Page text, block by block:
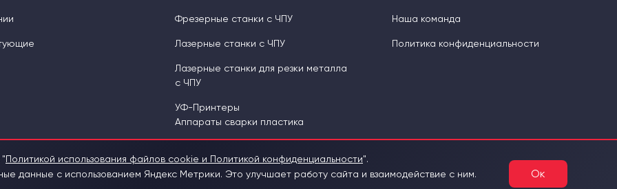
Фрезерные станки с ЧПУ
Лазерные станки с ЧПУ
Лазерные станки для резки металла
с ЧПУ
УФ-Принтеры
Аппараты сварки пластика
Наша команда
Политика конфиденциальности
Политикой использования файлов cookie и Политикой конфиденциальности".
данные с использованием Яндекс Метрики. Это улучшает работу сайта и взаимодействие с ним.
Ок